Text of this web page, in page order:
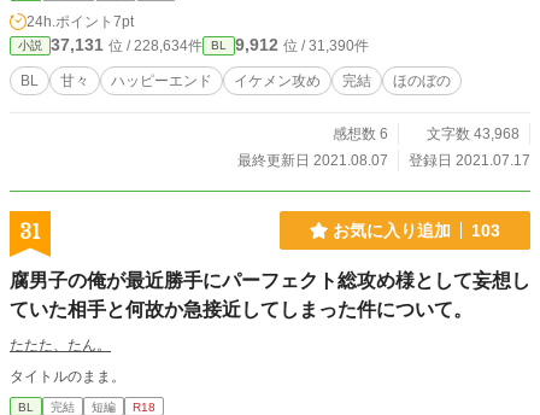
24h.ポイント 7pt
小説 37,131 位 / 228,634件 BL 9,912 位 / 31,390件
BL 甘々 ハッピーエンド イケメン攻め 完結 ほのぼの
感想数 6
文字数 43,968
最終更新日 2021.08.07
登録日 2021.07.17
31 お気に入り追加 103
腐男子の俺が最近勝手にパーフェクト総攻め様として妄想し
ていた相手と何故か急接近してしまった件について。
たたた、たん。
タイトルのまま。
BL 完結 短編 R18